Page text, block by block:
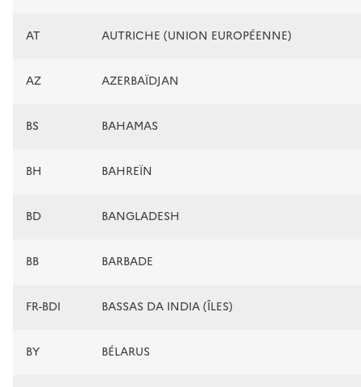
AT AUTRICHE (UNION EUROPÉENNE)
AZ AZERBAÏDJAN
BS BAHAMAS
BH BAHREÏN
BD BANGLADESH
BB BARBADE
FR-BDI BASSAS DA INDIA (ÎLES)
BY BÉLARUS